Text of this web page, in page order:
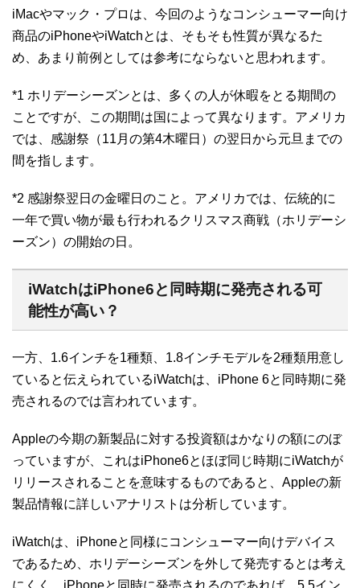
iMacやマック・プロは、今回のようなコンシューマー向け
商品のiPhoneやiWatchとは、そもそも性質が異なるた
め、あまり前例としては参考にならないと思われます。
*1 ホリデーシーズンとは、多くの人が休暇をとる期間の
ことですが、この期間は国によって異なります。アメリカ
では、感謝祭（11月の第4木曜日）の翌日から元旦までの
間を指します。
*2 感謝祭翌日の金曜日のこと。アメリカでは、伝統的に
一年で買い物が最も行われるクリスマス商戦（ホリデーシ
ーズン）の開始の日。
iWatchはiPhone6と同時期に発売される可
能性が高い？
一方、1.6インチを1種類、1.8インチモデルを2種類用意し
ていると伝えられているiWatchは、iPhone 6と同時期に発
売されるのでは言われています。
Appleの今期の新製品に対する投資額はかなりの額にのぼ
っていますが、これはiPhone6とほぼ同じ時期にiWatchが
リリースされることを意味するものであると、Appleの新
製品情報に詳しいアナリストは分析しています。
iWatchは、iPhoneと同様にコンシューマー向けデバイス
であるため、ホリデーシーズンを外して発売するとは考え
にくく、iPhoneと同時に発売されるのであれば、5.5イン